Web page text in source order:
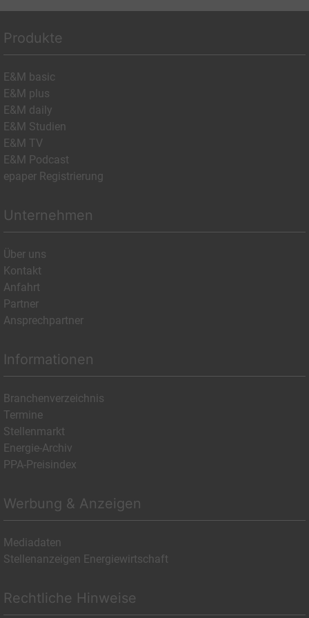
Produkte
E&M basic
E&M plus
E&M daily
E&M Studien
E&M TV
E&M Podcast
epaper Registrierung
Unternehmen
Über uns
Kontakt
Anfahrt
Partner
Ansprechpartner
Informationen
Branchenverzeichnis
Termine
Stellenmarkt
Energie-Archiv
PPA-Preisindex
Werbung & Anzeigen
Mediadaten
Stellenanzeigen Energiewirtschaft
Rechtliche Hinweise